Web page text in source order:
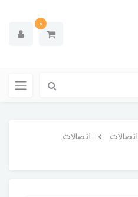
0
اتصالات
اتصالات